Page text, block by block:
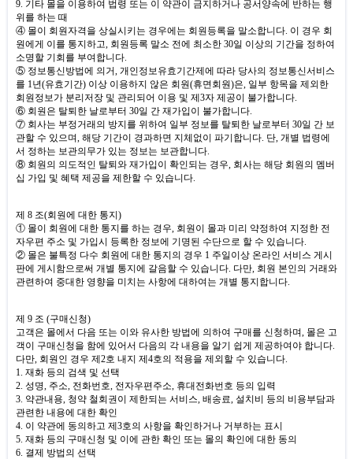
9. 기타 몰을 이용하여 법령 또는 이 약관이 금지하거나 공서양속에 반하는 행
위를 하는 때
④ 몰이 회원자격을 상실시키는 경우에는 회원등록을 말소합니다 이 경우 회
원에게 이를 통지하고
회원등록 말소 전에 최소한 30일 이상의 기간을 정하여
소명할 기회를 부여합니다
⑤ 정보통신방법에 의거 개인정보유효기간제에 따라 당사의 정보통신서비스
를 1 년(유효기간) 이상 이용하지 않은 회원(휴면회원)은 일부 항목을 제외한
회원정보가 분리저장 및 관리되어 이용 및 제3자 제공이 불가합니다
⑥ 회원은 탈퇴한 날로부터 30일 간 재가입이 불가합니다
⑦ 회사는 부정거래의 방지를 위하여 일부 정보를 탈퇴한 날로부터 30일 간 보
관할 수 있으며 해당 기간이 경과하면 지체없이 파기합니다 단 개별 법령에
서 정하는 보관의무가 있는 정보는 보관합니다
⑧ 회원의 의도적인 탈퇴와 재가입이 확인되는 경우 회사는 해당 회원의 멤버
십 가입 및 혜택 제공을 제한할 수 있습니다
제 8 조(회원에 대한 통지)
① 몰이 회원에 대한 통지를 하는 경우 회원이 몰과 미리 약정하여 지정한 전
자우편 주소 및 가입시 등록한 정보에 기명된 수단으로 할 수 있습니다
② 몰은 불특정 다수 회원에 대한 통지의 경우 1 주일이상 온라인 서비스 게시
판에 게시함으로써 개별 통지에 갈음할 수 있습니다 다만 회원 본인의 거래와
관련하여 중대한 영향을 미치는 사항에 대하여는 개별 통지합니다
제 9 조 (구매신청)
고객은 몰에서 다음 또는 이와 유사한 방법에 의하여 구매를 신청하며 몰은 고
객이 구매신청을 함에 있어서 다음의 각 내용을 알기 쉽게 제공하여야 합니다
다만 회원인 경우 제2호 내지 제4호의 적용을 제외할 수 있습니다
1. 재화 등의 검색 및 선택
2. 성명 주소 전화번호 전자우편주소 휴대전화번호 등의 입력
3. 약관내용 청약 철회권이 제한되는 서비스 배송료 설치비 등의 비용부담과
관련한 내용에 대한 확인
4. 이 약관에 동의하고 제3호의 사항을 확인하거나 거부하는 표시
5. 재화 등의 구매신청 및 이에 관한 확인 또는 몰의 확인에 대한 동의
6. 결제 방법의 선택